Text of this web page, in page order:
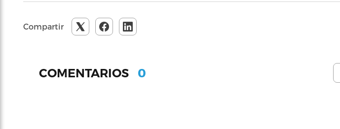
Compartir
COMENTARIOS 0